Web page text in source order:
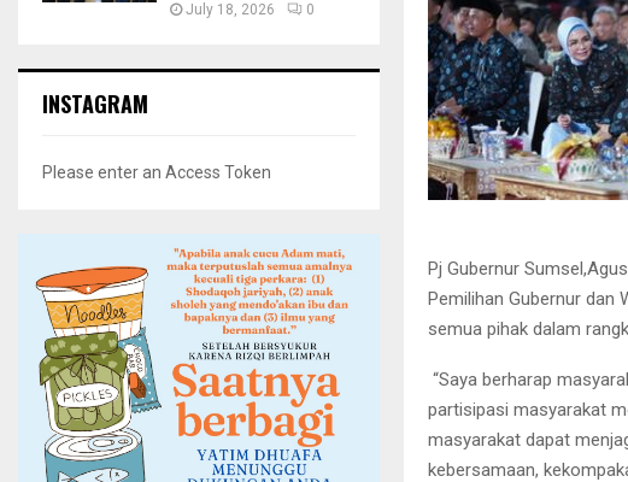
Pj Gubernur
Pemilihan Gubernur dan
semua pihak dalam
“Saya berharap
partisipasi masyarakat
masyarakat dapat
kebersamaan,
July 18, 2026 0
INSTAGRAM
Please enter an Access Token